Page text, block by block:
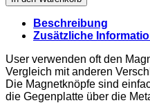
Beschreibung
Zusätzliche
User verwenden oft den
Vergleich mit anderen
Die Magnetknöpfe sind
die Gegenplatte über die